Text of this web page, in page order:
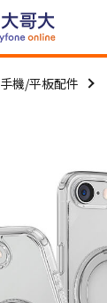
手機/平板配件